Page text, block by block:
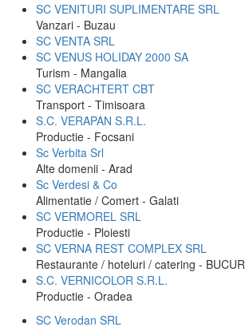
SC VENITURI SUPLIMENTARE SRL
Vanzari - Buzau
SC VENTA SRL
SC VENUS HOLIDAY 2000 SA
Turism - Mangalia
SC VERACHTERT CBT
Transport - Timisoara
S.C. VERAPAN S.R.L.
Productie - Focsani
Sc Verbita Srl
Alte domenii - Arad
Sc Verdesi & Co
Alimentatie / Comert - Galati
SC VERMOREL SRL
Productie - Ploiesti
SC VERNA REST COMPLEX SRL
Restaurante / hoteluri / catering -
S.C. VERNICOLOR S.R.L.
Productie - Oradea
SC Verodan SRL